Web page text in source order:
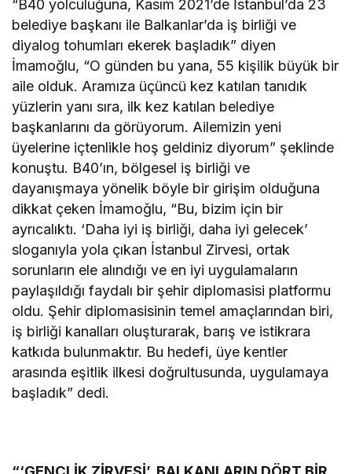
“B40 yolculuğuna, Kasım 2021’de İstanbul’da 23
belediye başkanı ile Balkanlar’da iş birliği ve
diyalog tohumları ekerek başladık” diyen
İmamoğlu, “O günden bu yana, 55 kişilik büyük bir
aile olduk. Aramıza üçüncü kez katılan tanıdık
yüzlerin yanı sıra, ilk kez katılan belediye
başkanlarını da görüyorum. Ailemizin yeni
üyelerine içtenlikle hoş geldiniz diyorum” şeklinde
konuştu. B40’ın, bölgesel iş birliği ve
dayanışmaya yönelik böyle bir girişim olduğuna
dikkat çeken İmamoğlu, “Bu, bizim için bir
ayrıcalıktı. ‘Daha iyi iş birliği, daha iyi gelecek’
sloganıyla yola çıkan İstanbul Zirvesi, ortak
sorunların ele alındığı ve en iyi uygulamaların
paylaşıldığı faydalı bir şehir diplomasisi platformu
oldu. Şehir diplomasisinin temel amaçlarından biri,
iş birliği kanalları oluşturarak, barış ve istikrara
katkıda bulunmaktır. Bu hedefi, üye kentler
arasında eşitlik ilkesi doğrultusunda, uygulamaya
başladık” dedi.